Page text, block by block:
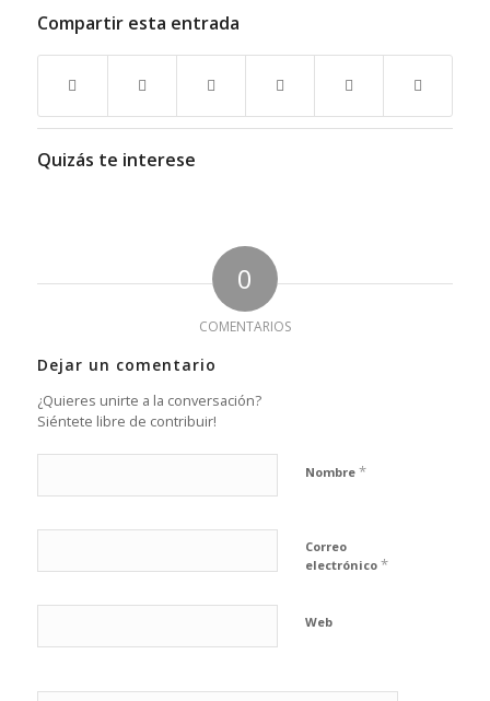
Compartir esta entrada
Quizás te interese
0
COMENTARIOS
Dejar un comentario
¿Quieres unirte a la conversación?
Siéntete libre de contribuir!
Nombre *
Correo
electrónico *
Web